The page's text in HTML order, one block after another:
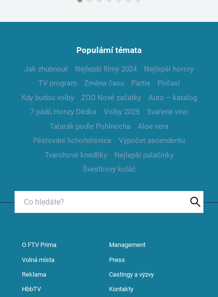
Populární témata
Jak zhubnout Nejlepší filmy 2024
Nejlepší horory
TV program
Změna času Partie
Počasí
Kdy budou volby
ZOO Nové začátky
Auto – katalog
7 pádů Honzy Dědka
Volby 2025
Svařené víno
Tatarák podle Pohlreicha
Aloe vera
Pěstování lichořeřišnice
Výpočet ascendentu
Tvarohové knedlíky
Nejlepší palačinky
Švestkový koláč
O FTV Prima Management
Volná místa Press
Reklama Castingy a výzvy
HbbTV Kontakty